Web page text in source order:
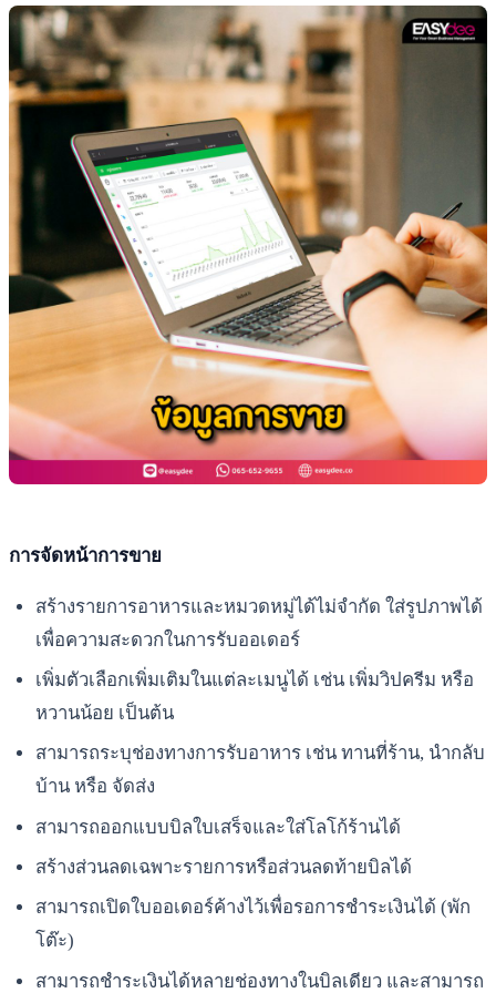
การจัดหน้าการขาย
สร้างรายการอาหารและหมวดหมู่ได้ไม่จำกัด ใส่รูปภาพได้
เพื่อความสะดวกในการรับออเดอร์
เพิ่มตัวเลือกเพิ่มเติมในแต่ละเมนูได้ เช่น เพิ่มวิปครีม หรือ
หวานน้อย เป็นต้น
สามารถระบุช่องทางการรับอาหาร เช่น ทานที่ร้าน, นำกลับ
บ้าน หรือ จัดส่ง
สามารถออกแบบบิลใบเสร็จและใส่โลโก้ร้านได้
สร้างส่วนลดเฉพาะรายการหรือส่วนลดท้ายบิลได้
สามารถเปิดใบออเดอร์ค้างไว้เพื่อรอการชำระเงินได้ (พัก
โต๊ะ)
สามารถชำระเงินได้หลายช่องทางในบิลเดียว และสามารถ